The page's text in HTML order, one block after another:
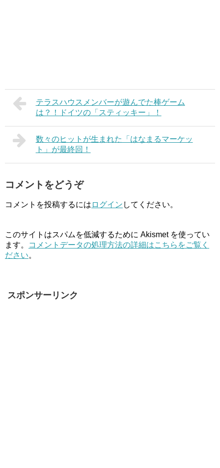
テラスハウスメンバーが遊んでた棒ゲーム
は？！ドイツの「スティッキー」！
数々のヒットが生まれた「はなまるマーケッ
ト」が最終回！
コメントをどうぞ
コメントを投稿するには ログイン してください。
このサイトはスパムを低減するために Akismet を使ってい
ます。
コメントデータの処理方法の詳細はこちらをご覧く
ださい。
スポンサーリンク